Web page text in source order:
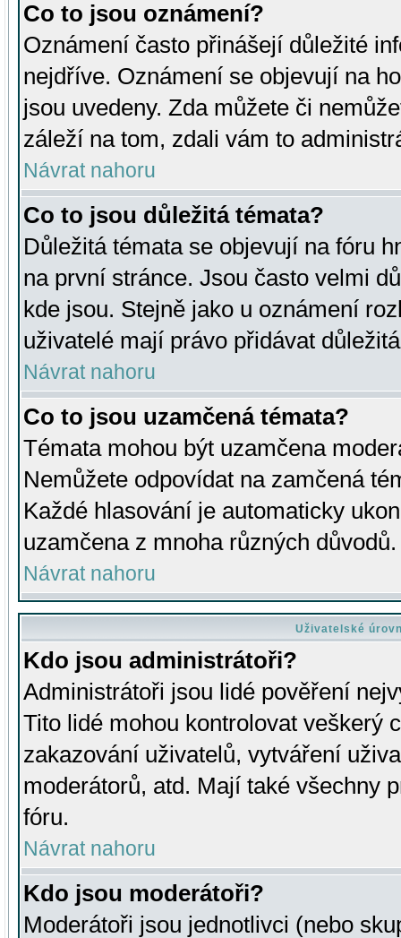
Co to jsou oznámení?
Oznámení často přinášejí důležité
nejdříve. Oznámení se objevují na
jsou uvedeny. Zda můžete či
záleží na tom, zdali vám to
Návrat nahoru
Co to jsou důležitá témata?
Důležitá témata se objevují na fóru
na první stránce. Jsou často velmi
kde jsou. Stejně jako u oznámení
uživatelé mají právo přidávat
Návrat nahoru
Co to jsou uzamčená témata?
Témata mohou být uzamčena
Nemůžete odpovídat na zamčená
Každé hlasování je automaticky
uzamčena z mnoha různých důvodů.
Návrat nahoru
Uživatelské
Kdo jsou administrátoři?
Administrátoři jsou lidé pověření
Tito lidé mohou kontrolovat veškerý
zakazování uživatelů, vytváření
moderátorů, atd. Mají také všechny
fóru.
Návrat nahoru
Kdo jsou moderátoři?
Moderátoři jsou jednotlivci (nebo